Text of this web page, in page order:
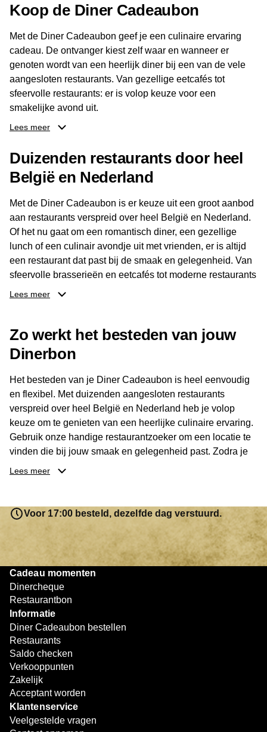
Koop de Diner Cadeaubon
Met de Diner Cadeaubon geef je een culinaire ervaring
cadeau. De ontvanger kiest zelf waar en wanneer er
genoten wordt van een heerlijk diner bij een van de vele
aangesloten restaurants. Van gezellige eetcafés tot
sfeervolle restaurants: er is volop keuze voor een
smakelijke avond uit.
ontvanger eenvoudig een locatie kiezen die past bij de
smaak en gelegenheid. Zo geeft de Diner Cadeaubon niet
alleen een diner, maar ook een gezellig moment om
Lees meer
Duizenden restaurants door heel
België en Nederland
Met de Diner Cadeaubon is er keuze uit een groot aanbod
aan restaurants verspreid over heel België en Nederland.
Of het nu gaat om een romantisch diner, een gezellige
lunch of een culinair avondje uit met vrienden, er is altijd
een restaurant dat past bij de smaak en gelegenheid. Van
sfeervolle brasserieën en eetcafés tot moderne restaurants
en gastronomische locaties: er is voor ieder wat wils.
buurt, bijvoorbeeld in Brussel, Antwerpen, Gent of Brugge.
De ontvanger kiest zelf waar en wanneer er wordt genoten
van deze culinaire ervaring. Zo is de Diner Cadeaubon
niet alleen een diner, maar een bijzondere belevenis.
Lees meer
Zo werkt het besteden van jouw
Dinerbon
Het besteden van je Diner Cadeaubon is heel eenvoudig
en flexibel. Met duizenden aangesloten restaurants
verspreid over heel België en Nederland heb je volop
keuze om te genieten van een heerlijke culinaire ervaring.
Gebruik onze handige restaurantzoeker om een locatie te
vinden die bij jouw smaak en gelegenheid past. Zodra je
je keuze hebt gemaakt, kun je eenvoudig reserveren en na
resterende bedrag blijft gewoon op de bon staan en kan
later worden gebruikt. Zo geniet je keer op keer van
bijzondere eetmomenten.
Lees meer
Voor 17:00 besteld, dezelfde dag verstuurd.
Cadeau momenten
Dinercheque
Restaurantbon
Informatie
Diner Cadeaubon bestellen
Restaurants
Saldo checken
Verkooppunten
Zakelijk
Acceptant worden
Klantenservice
Veelgestelde vragen